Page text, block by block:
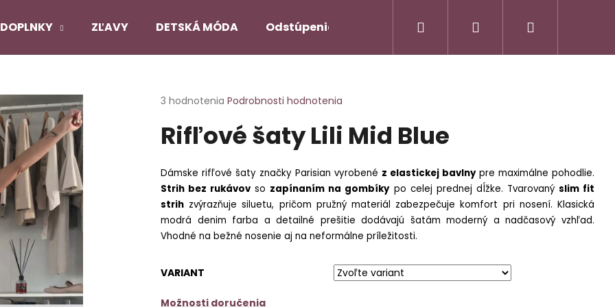
DOPLNKY ZĽAVY DETSKÁ MÓDA Odstúpenie od zmluvy/Vrátenie tovaru Napíšte nám
Hľadať Prihlásenie
Priemerné
produktu
je
5
hviezdičiek.
3 hodnotenia Podrobnosti hodnotenia
Rifľové šaty Lili Mid Blue
Dámske rifľové šaty značky Parisian vyrobené z elastickej bavlnypre maximálne pohodlie.
Strih bez rukávov so zapínaním na gombíkypo celej prednej dĺžke. Tvarovaný slim fit
strih zvýrazňuje siluetu, pričom pružný materiál zabezpečuje komfort pri nosení. Klasická
modrá denim farba a detailné prešitie dodávajú šatám moderný a nadčasový vzhľad.
Vhodné na bežné nosenie aj na neformálne príležitosti.
VARIANT
Možnosti doručenia
HĽADAŤ
Odporúčame
NUENO
€12,90
SATÉNOVÝ PYŽAMOVÝ TROJKOMPLET -
ČIERNY